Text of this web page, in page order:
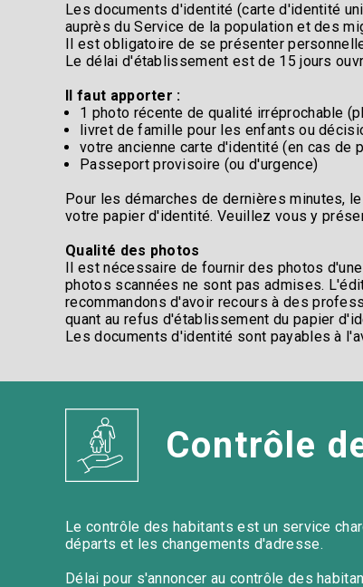
Les documents d'identité (carte d'identité
auprès du Service de la population et des
Il est obligatoire de se présenter
Le délai d'établissement est de 15 jours
Il faut apporter :​
1 photo récente de qualité irréprochable
livret de famille pour les enfants ou
votre ancienne carte d'identité (en cas de
Passeport provisoire (ou d'urgence)​
Pour les démarches de dernières minutes,
votre papier d'identité. Veuillez vous y
Qualité des photos​
Il est nécessaire de fournir des photos
photos scannées ne sont pas admises.
recommandons d'avoir recours à des
quant au refus d'établissement du papier
Les documents d'identité sont payables à
Contrôle
Le contrôle des habitants est un service
départs et les changements d'adresse. ​
Délai pour s'annoncer au contrôle des